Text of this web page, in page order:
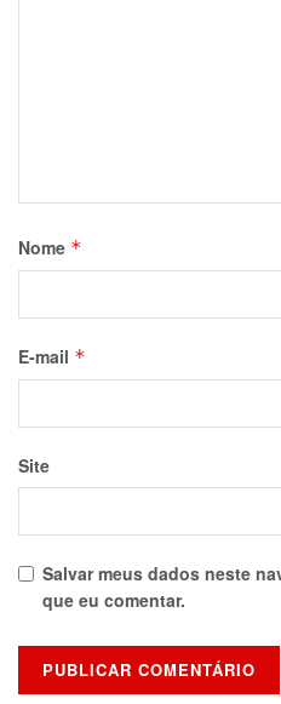
Nome *
E-mail *
Site
Salvar meus dados neste
que eu comentar.